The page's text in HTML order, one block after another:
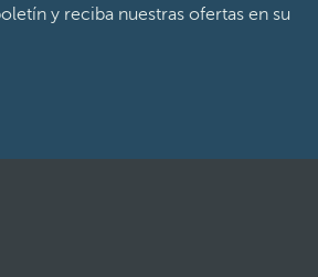
y reciba nuestras ofertas en su